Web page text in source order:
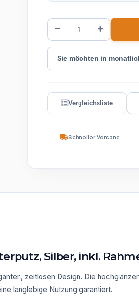
Sie möchten in
Schneller Versand
Silber, inkl.
zeitlosen Design. Die
langlebige Nutzung garantiert.